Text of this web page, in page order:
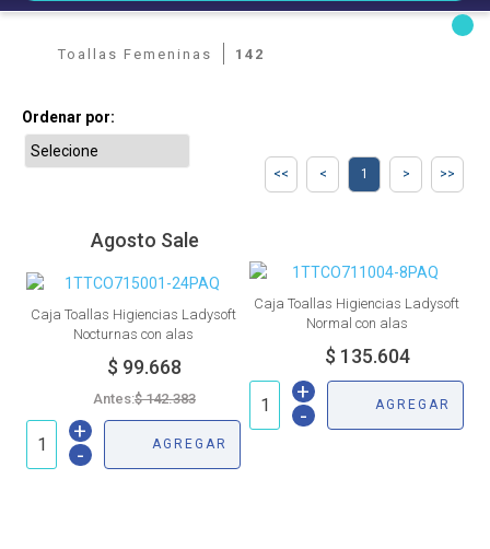
Toallas Femeninas 142
Ordenar por:
1
Agosto Sale
Caja Toallas Higiencias Ladysoft
Nocturnas con alas
Antes:
+
-
AGREGAR
Caja Toallas Higiencias Ladysoft
Normal con alas
+
-
AGREGAR